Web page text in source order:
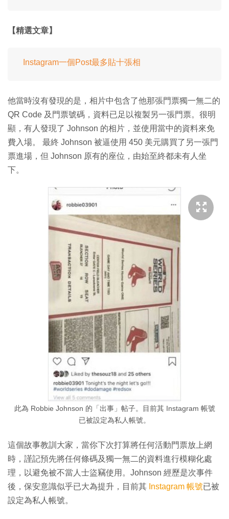
【精選文章】
Instagram一個Post最多貼十張相
他當時沒有發現的是，相片中包含了他那張門票獨一無二的
QR Code 及門票號碼，資料已足以複製另一張門票。很明
顯，有人發現了 Johnson 的相片，並使用當中的資料來免
費入場。 最終 Johnson 被逼使用 450 美元購買了另一張門
票進場，但 Johnson 原有的座位，由始至終都未有人坐
下。
此為 Robbie Johnson 的「出事」帖子。目前其 Instagram 帳號
已被設定為私人帳號。
這個故事教訓大家，當你下次打算將任何活動門票放上網
時，謹記預先將任何條碼及獨一無二的資料進行模糊化處
理，以避免被不當人士盜竊使用。Johnson 經歷是次事件
後，保安意識似乎已大為提升，目前其 Instagram 帳號已被
設定為私人帳號。